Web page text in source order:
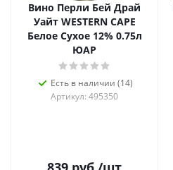
Вино Перли Бей Драй
Уайт WESTERN CAPE
Белое Сухое 12% 0.75л
ЮАР
Есть в наличии (14)
Артикул: 495350